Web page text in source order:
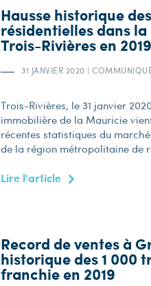
Hausse historique
résidentielles dans
Trois-Rivières en 2019
31 JANVIER 2020 |
Trois-Rivières, le 31 janvier
immobilière de la Mauricie
récentes statistiques du
de la région métropolitaine de
Lire l'article
Record de ventes à
historique des 1 000
franchie en 2019